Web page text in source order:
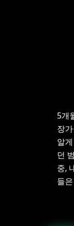
5개
장
알
던
중,
들